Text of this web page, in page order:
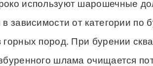
используют шарошечные
зависимости от категории по
горных пород. При бурении
шлама очищается